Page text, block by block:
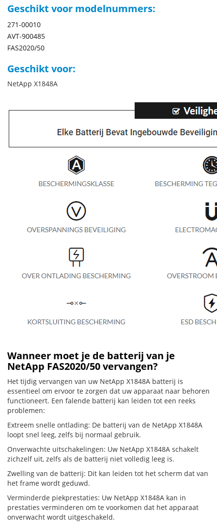
Geschikt voor modelnummers:
271-00010
AVT-900485
FAS2020/50
Geschikt voor:
NetApp X1848A
Wanneer moet je de batterij van je
NetApp FAS2020/50 vervangen?
Het tijdig vervangen van uw NetApp X1848A batterij is
essentieel om ervoor te zorgen dat uw apparaat naar behoren
functioneert. Een falende batterij kan leiden tot een reeks
problemen:
Extreem snelle ontlading: De batterij van de NetApp X1848A
loopt snel leeg, zelfs bij normaal gebruik.
Onverwachte uitschakelingen: Uw NetApp X1848A schakelt
zichzelf uit, zelfs als de batterij niet volledig leeg is.
Zwelling van de batterij: Dit kan leiden tot het scherm dat van
het frame wordt geduwd.
Verminderde piekprestaties: Uw NetApp X1848A kan in
prestaties verminderen om te voorkomen dat het apparaat
onverwacht wordt uitgeschakeld.